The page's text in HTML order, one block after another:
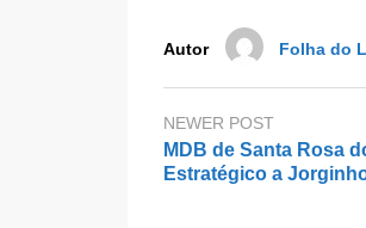
k
Autor Folha do
NEWER POST
MDB de Santa Rosa
Estratégico a